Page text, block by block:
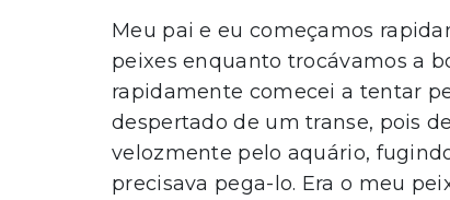
Meu pai e eu começamos
peixes enquanto trocávamos a
rapidamente comecei a tentar
despertado de um transe, pois
velozmente pelo aquário,
precisava pega-lo. Era o meu